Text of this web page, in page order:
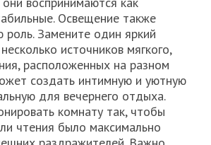
Освещение также
роль. Замените один яркий
источников мягкого,
расположенных на разном
создать интимную и уютную
для вечернего отдыха.
комнату так, чтобы
чтения было максимально